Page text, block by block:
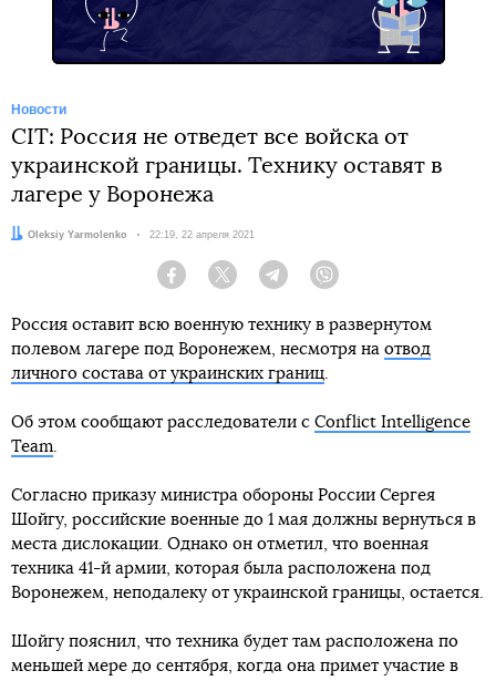
Новости
CIT: Россия не отведет все войска от
украинской границы. Технику оставят в
лагере у Воронежа
Автор:
Oleksiy Yarmolenko Дата:
22:19, 22 апреля 2021
Facebook Twitter Telegram
Россия оставит всю военную технику в развернутом
полевом лагере под Воронежем, несмотря на отвод
личного состава от украинских границ.
Об этом сообщают расследователи с Conflict Intelligence
Team.
Согласно приказу министра обороны России Сергея
Шойгу, российские военные до 1 мая должны вернуться в
места дислокации. Однако он отметил, что военная
техника 41-й армии, которая была расположена под
Воронежем, неподалеку от украинской границы, остается.
Шойгу пояснил, что техника будет там расположена по
меньшей мере до сентября, когда она примет участие в